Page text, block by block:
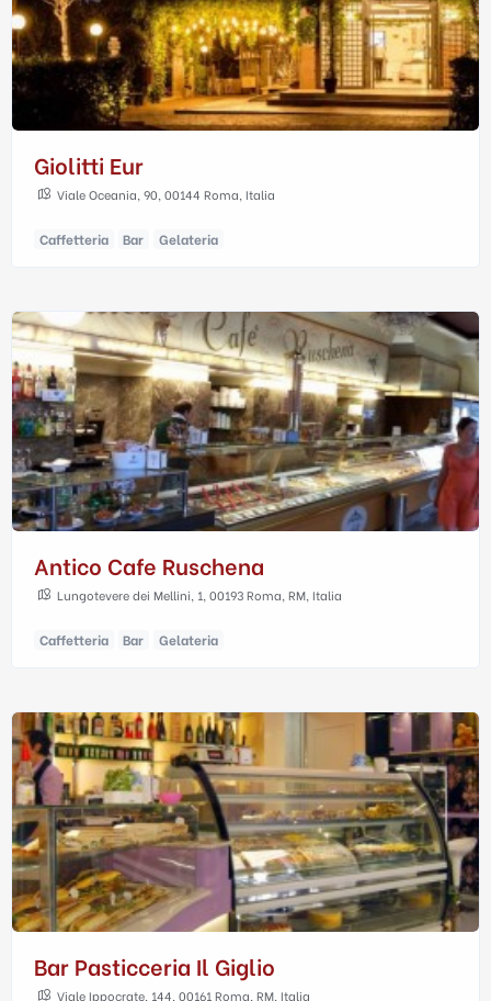
Giolitti Eur
Viale Oceania, 90, 00144 Roma, Italia
Caffetteria Bar Gelateria
Antico Cafe Ruschena
Lungotevere dei Mellini, 1, 00193 Roma, RM, Italia
Caffetteria Bar Gelateria
Bar Pasticceria Il Giglio
Viale Ippocrate, 144, 00161 Roma, RM, Italia